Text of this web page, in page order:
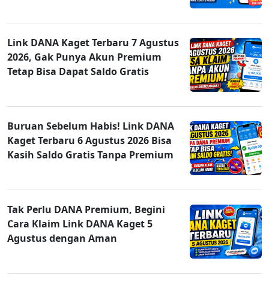
Link DANA Kaget Terbaru 7 Agustus
2026, Gak Punya Akun Premium
Tetap Bisa Dapat Saldo Gratis
Buruan Sebelum Habis! Link DANA
Kaget Terbaru 6 Agustus 2026 Bisa
Kasih Saldo Gratis Tanpa Premium
Tak Perlu DANA Premium, Begini
Cara Klaim Link DANA Kaget 5
Agustus dengan Aman